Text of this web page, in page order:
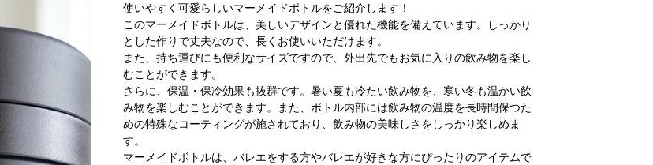
使いやすく可愛らしいマーメイドボトルをご紹介します！
このマーメイドボトルは、美しいデザインと優れた機能を備えています。しっかり
とした作りで丈夫なので、長くお使いいただけます。
また、持ち運びにも便利なサイズですので、外出先でもお気に入りの飲み物を楽し
むことができます。
さらに、保温・保冷効果も抜群です。暑い夏も冷たい飲み物を、寒い冬も温かい飲
み物を楽しむことができます。また、ボトル内部には飲み物の温度を長時間保つた
めの特殊なコーティングが施されており、飲み物の美味しさをしっかり楽しめま
す。
マーメイドボトルは、バレエをする方やバレエが好きな方にぴったりのアイテムで